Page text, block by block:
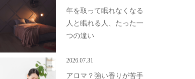
年を取って眠れなくなる
人と眠れる人、たった一
つの違い
2026.07.31
アロマ？強い香りが苦手